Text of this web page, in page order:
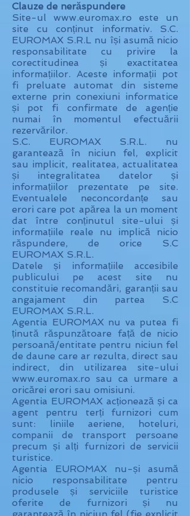
Clauze de nerăspundere
Site-ul www.euromax.ro este un
site cu conținut informativ. S.C.
EUROMAX S.R.L nu își asumă nicio
responsabilitate cu privire la
corectitudinea și exactitatea
informațiilor. Aceste informații pot
fi preluate automat din sisteme
externe prin conexiuni informatice
și pot fi confirmate de agenție
numai în momentul efectuării
rezervărilor.
S.C. EUROMAX S.R.L. nu
garantează în niciun fel, explicit
sau implicit, realitatea, actualitatea
și integralitatea datelor și
informațiilor prezentate pe site.
Eventualele neconcordanțe sau
erori care pot apărea la un moment
dat între conținutul site-ului și
informațiile reale nu implică nicio
răspundere, de orice S.C
EUROMAX S.R.L.
Datele și informațiile accesibile
publicului pe acest site nu
constituie recomandări, garanții sau
angajament din partea S.C
EUROMAX S.R.L.
Agentia EUROMAX nu va putea fi
ținută răspunzătoare față de nicio
persoană/entitate pentru niciun fel
de daune care ar rezulta, direct sau
indirect, din utilizarea site-ului
www.euromax.ro sau ca urmare a
oricărei erori sau omisiuni.
Agentia EUROMAX acționează și ca
agent pentru terți furnizori cum
sunt: liniile aeriene, hoteluri,
companii de transport persoane
precum și alți furnizori de servicii
turistice.
Agentia EUROMAX nu-și asumă
nicio responsabilitate pentru
produsele și serviciile turistice
oferite de furnizori și nu